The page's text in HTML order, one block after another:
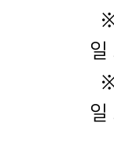
일
일